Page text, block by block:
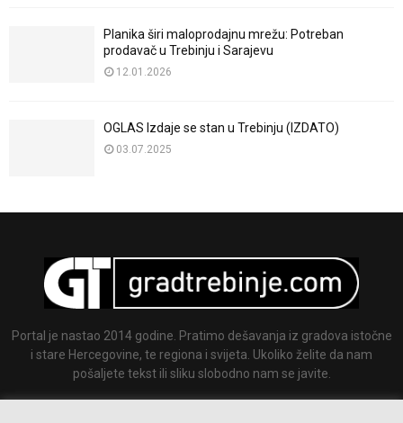
Planika širi maloprodajnu mrežu: Potreban
prodavač u Trebinju i Sarajevu
12.01.2026
OGLAS Izdaje se stan u Trebinju (IZDATO)
03.07.2025
Portal je nastao 2014 godine. Pratimo dešavanja iz gradova istočne
i stare Hercegovine, te regiona i svijeta. Ukoliko želite da nam
pošaljete tekst ili sliku slobodno nam se javite.